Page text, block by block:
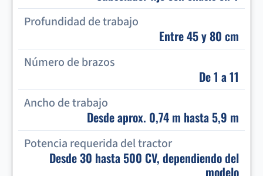
Profundidad de trabajo
Entre 45 y 80 cm
Número de brazos
De 1 a 11
Ancho de trabajo
Desde aprox. 0,74 m hasta 5,9 m
Potencia requerida del tractor
Desde 30 hasta 500 CV, dependiendo del
modelo